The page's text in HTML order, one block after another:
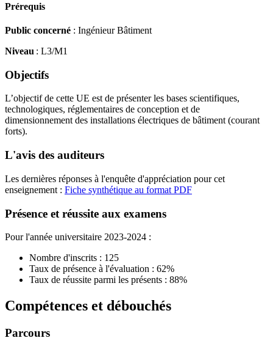
Prérequis
Public concerné : Ingénieur Bâtiment
Niveau : L3/M1
Objectifs
L’objectif de cette UE est de présenter les bases scientifiques,
technologiques, réglementaires de conception et de
dimensionnement des installations électriques de bâtiment (courant
forts).
L'avis des auditeurs
Les dernières réponses à l'enquête d'appréciation pour cet
enseignement : Fiche synthétique au format PDF
Présence et réussite aux examens
Pour l'année universitaire 2023-2024 :
Nombre d'inscrits : 125
Taux de présence à l'évaluation : 62%
Taux de réussite parmi les présents : 88%
Compétences et débouchés
Parcours